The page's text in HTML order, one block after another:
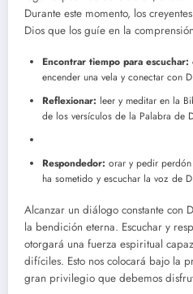
Durante este momento, los
Dios que los guíe en la
Encontrar tiempo para escuchar:
encender una vela y conectar con
Reflexionar: leer y meditar en la
de los versículos de la Palabra de
Respondedor: orar y pedir
ha sometido y escuchar la voz de
Alcanzar un diálogo constante con
la bendición eterna. Escuchar y
otorgará una fuerza espiritual
difíciles. Esto nos colocará bajo la
gran privilegio que debemos